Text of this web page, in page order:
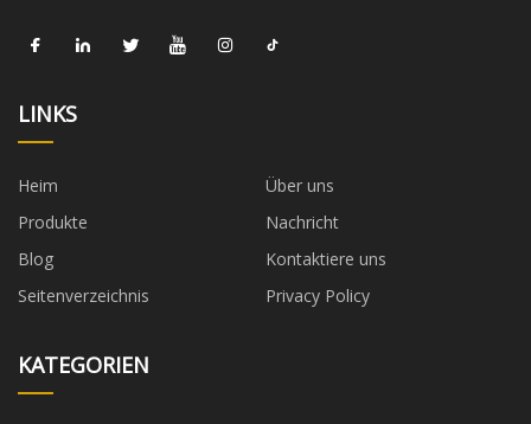
LINKS
Heim
Über uns
Produkte
Nachricht
Blog
Kontaktiere uns
Seitenverzeichnis
Privacy Policy
KATEGORIEN